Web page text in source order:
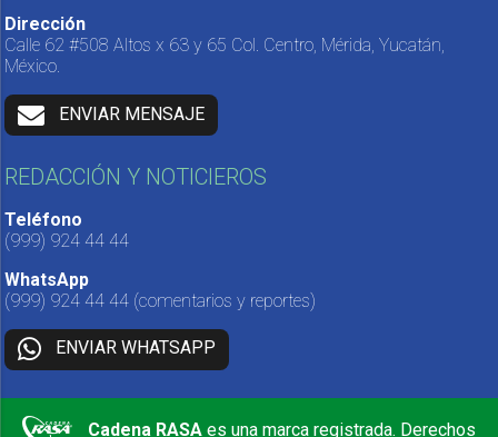
Dirección
Calle 62 #508 Altos x 63 y 65 Col. Centro, Mérida, Yucatán,
México.
ENVIAR MENSAJE
REDACCIÓN Y NOTICIEROS
Teléfono
(999) 924 44 44
WhatsApp
(999) 924 44 44 (comentarios y reportes)
ENVIAR WHATSAPP
Cadena RASA es una marca registrada. Derechos